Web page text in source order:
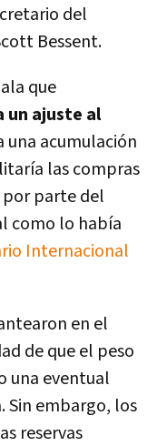
del
Bessent.
que
un ajuste al
acumulación
las compras
por parte del
como lo había
Internacional
en el
de que el peso
una eventual
Sin embargo, los
reservas